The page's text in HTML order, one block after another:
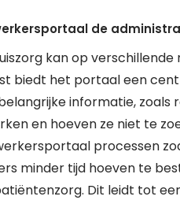
de
kan op
biedt het portaal een
informatie, zoals
en hoeven ze niet te
processen
minder tijd hoeven te
Dit leidt tot